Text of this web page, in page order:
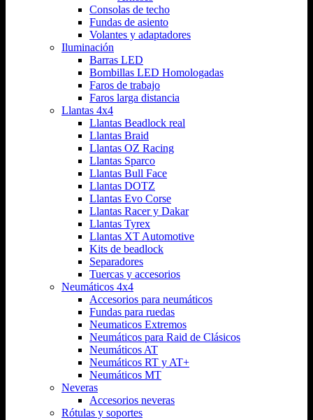
Consolas de techo
Fundas de asiento
Volantes y adaptadores
Iluminación
Barras LED
Bombillas LED Homologadas
Faros de trabajo
Faros larga distancia
Llantas 4x4
Llantas Beadlock real
Llantas Braid
Llantas OZ Racing
Llantas Sparco
Llantas Bull Face
Llantas DOTZ
Llantas Evo Corse
Llantas Racer y Dakar
Llantas Tyrex
Llantas XT Automotive
Kits de beadlock
Separadores
Tuercas y accesorios
Neumáticos 4x4
Accesorios para neumáticos
Fundas para ruedas
Neumaticos Extremos
Neumáticos para Raid de Clásicos
Neumáticos AT
Neumáticos RT y AT+
Neumáticos MT
Neveras
Accesorios neveras
Rótulas y soportes